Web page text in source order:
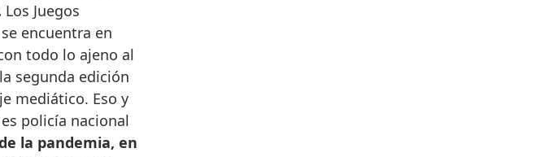
Los Juegos
encuentra en
todo lo ajeno al
segunda edición
mediático. Eso y
policía nacional
la pandemia, en